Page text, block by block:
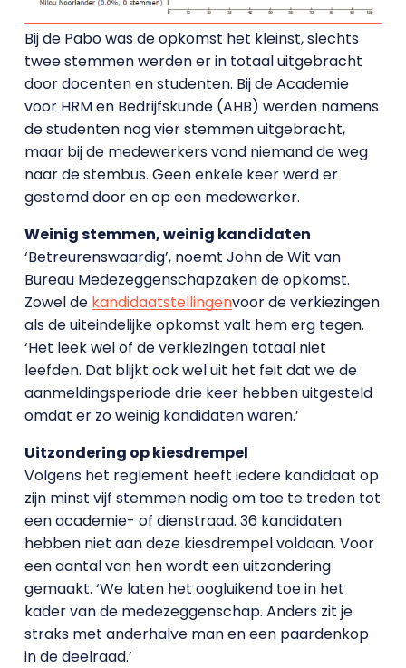
Bij de Pabo was de opkomst het kleinst, slechts
twee stemmen werden er in totaal uitgebracht
door docenten en studenten. Bij de Academie
voor HRM en Bedrijfskunde (AHB) werden namens
de studenten nog vier stemmen uitgebracht,
maar bij de medewerkers vond niemand de weg
naar de stembus. Geen enkele keer werd er
gestemd door en op een medewerker.
Weinig stemmen, weinig kandidaten
‘Betreurenswaardig’, noemt John de Wit van
Bureau Medezeggenschapzaken de opkomst.
Zowel de kandidaatstellingenvoor de verkiezingen
als de uiteindelijke opkomst valt hem erg tegen.
‘Het leek wel of de verkiezingen totaal niet
leefden. Dat blijkt ook wel uit het feit dat we de
aanmeldingsperiode drie keer hebben uitgesteld
omdat er zo weinig kandidaten waren.’
Uitzondering op kiesdrempel
Volgens het reglement heeft iedere kandidaat op
zijn minst vijf stemmen nodig om toe te treden tot
een academie- of dienstraad. 36 kandidaten
hebben niet aan deze kiesdrempel voldaan. Voor
een aantal van hen wordt een uitzondering
gemaakt. ‘We laten het oogluikend toe in het
kader van de medezeggenschap. Anders zit je
straks met anderhalve man en een paardenkop
in de deelraad.’